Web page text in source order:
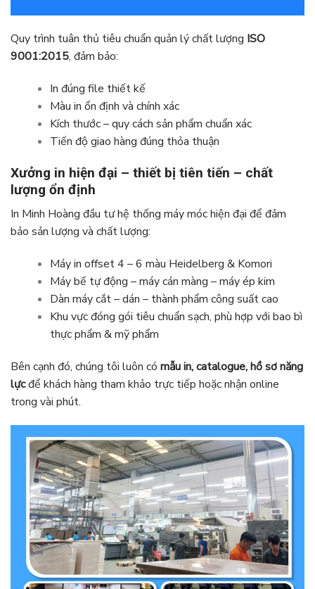
Quy trình tuân thủ tiêu chuẩn quản lý chất lượng ISO
9001:2015, đảm bảo:
In đúng file thiết kế
Màu in ổn định và chính xác
Kích thước – quy cách sản phẩm chuẩn xác
Tiến độ giao hàng đúng thỏa thuận
Xưởng in hiện đại – thiết bị tiên tiến – chất
lượng ổn định
In Minh Hoàng đầu tư hệ thống máy móc hiện đại để đảm
bảo sản lượng và chất lượng:
Máy in offset 4 – 6 màu Heidelberg & Komori
Máy bế tự động – máy cán màng – máy ép kim
Dàn máy cắt – dán – thành phẩm công suất cao
Khu vực đóng gói tiêu chuẩn sạch, phù hợp với bao bì
thực phẩm & mỹ phẩm
Bên cạnh đó, chúng tôi luôn có mẫu in, catalogue, hồ sơ năng
lựcđể khách hàng tham khảo trực tiếp hoặc nhận online
trong vài phút.